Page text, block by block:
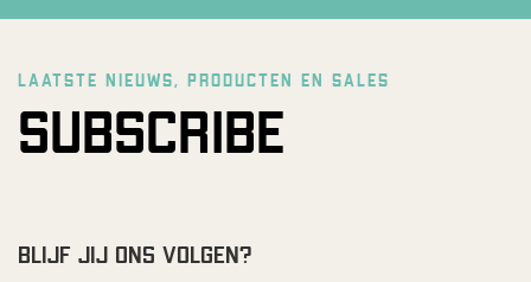
LAATSTE NIEUWS, PRODUCTEN EN SALES
SUBSCRIBE
BLIJF JIJ ONS VOLGEN?